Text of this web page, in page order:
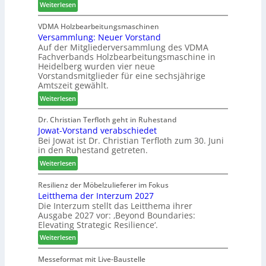
r2
0
2
6
s
u
c
h
e
r
z
a
h
l
e
n
t
h
i
l
f
t
b
e
i
P
r
o
d
u
k
t
s
u
c
h
e
Weiterlesen:
H
D
H
f
o
r
d
e
r
t
N
a
c
h
b
e
s
s
e
r
u
n
g
e
VDMA Holzbearbeitungsmaschinen
Versammlung: Neuer Vorstand
Auf der Mitgliederversammlung des VDMA
Fachverbands Holzbearbeitungsmaschine in
Heidelberg wurden vier neue
Vorstandsmitglieder für eine sechsjährige
Amtszeit gewählt.
Weiterlesen:
V
e
r
s
a
m
l
u
n
g
:
N
e
u
Dr. Christian Terfloth geht in Ruhestand
Jowat-Vorstand verabschiedet
Bei Jowat ist Dr. Christian Terfloth zum 30. Juni
in den Ruhestand getreten.
Weiterlesen:
J
o
w
a
t
-
V
o
r
Resilienz der Möbelzulieferer im Fokus
Leitthema der Interzum 2027
Die Interzum stellt das Leitthema ihrer
Ausgabe 2027 vor: ‚Beyond Boundaries:
Elevating Strategic Resilience‘.
Weiterlesen:
L
e
Messeformat mit Live-Baustelle